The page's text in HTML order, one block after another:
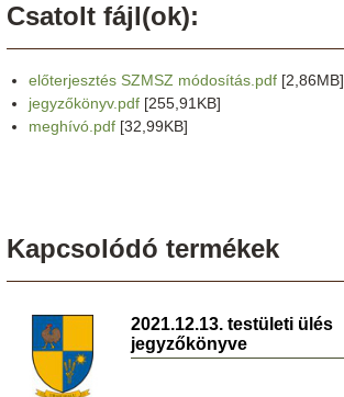
Csatolt fájl(ok):
előterjesztés SZMSZ módosítás.pdf [2,86MB]
jegyzőkönyv.pdf [255,91KB]
meghívó.pdf [32,99KB]
Kapcsolódó termékek
2021.12.13. testületi ülés
jegyzőkönyve